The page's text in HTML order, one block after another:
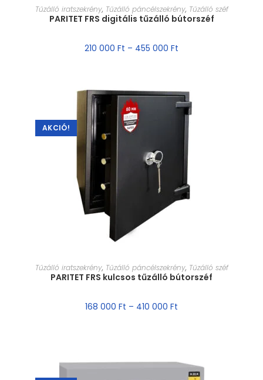
MÉRET VÁLASZTÁSA
Tűzálló iratszekrény, Tűzálló páncélszekrény, Tűzálló széf
PARITET FRS digitális tűzálló bútorszéf
210 000 Ft – 455 000 Ft
AKCIÓ!
MÉRET VÁLASZTÁSA
Tűzálló iratszekrény, Tűzálló páncélszekrény, Tűzálló széf
PARITET FRS kulcsos tűzálló bútorszéf
168 000 Ft – 410 000 Ft